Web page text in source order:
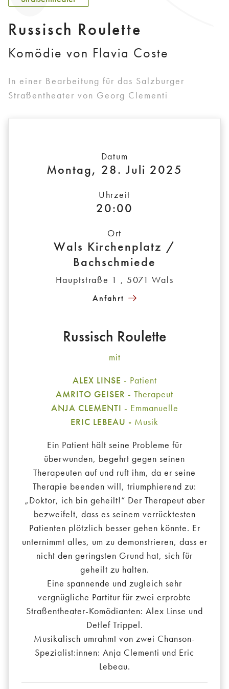
Russisch Roulette
Komödie von Flavia Coste
In einer Bearbeitung für das Salzburger
Straßentheater von Georg Clementi
Datum
Montag, 28. Juli 2025
Uhrzeit
20:00
Ort
Wals Kirchenplatz /
Bachschmiede
Hauptstraße 1 , 5071 Wals
Anfahrt
Russisch Roulette
mit
ALEX LINSE - Patient
AMRITO GEISER - Therapeut
ANJA CLEMENTI - Emmanuelle
ERIC LEBEAU - Musik
Ein Patient hält seine Probleme für
überwunden, begehrt gegen seinen
Therapeuten auf und ruft ihm, da er seine
Therapie beenden will, triumphierend zu:
„Doktor, ich bin geheilt!“ Der Therapeut aber
bezweifelt, dass es seinem verrücktesten
Patienten plötzlich besser gehen könnte. Er
unternimmt alles, um zu demonstrieren, dass er
nicht den geringsten Grund hat, sich für
geheilt zu halten.
Eine spannende und zugleich sehr
vergnügliche Partitur für zwei erprobte
Straßentheater-Komödianten: Alex Linse und
Detlef Trippel.
Musikalisch umrahmt von zwei Chanson-
Spezialist:innen: Anja Clementi und Eric
Lebeau.